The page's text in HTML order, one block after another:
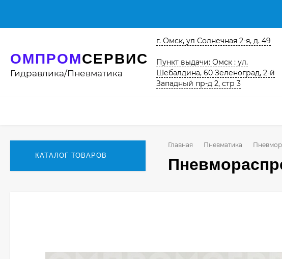
ОМПРОМСЕРВИС
Гидравлика/Пневматика
г. Омск, ул Солнечная 2-я, д. 49
Пункт выдачи: Омск : ул.
Шебалдина, 60 Зеленоград, 2-й
Западный пр-д 2, стр 3
КАТАЛОГ ТОВАРОВ
Главная Пневматика